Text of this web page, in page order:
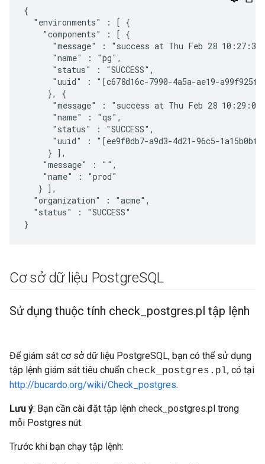
{
  "environments" : [ {
    "components" : [ {
"message" : "success at Thu Feb 28 10:27:38
      "name" : "pg",
      "status" : "SUCCESS",
"uuid" : "[c678d16c-7990-4a5a-ae19-
     }, {
"message" : "success at Thu Feb 28 10:29:03
      "name" : "qs",
      "status" : "SUCCESS",
"uuid" : "[ee9f0db7-a9d3-4d21-96c5-
     } ],
    "message" : "",
    "name" : "prod"
   } ],
  "organization" : "acme",
  "status" : "SUCCESS"
}
Cơ sở dữ liệu PostgreSQL
Sử dụng thuộc tính check postgres.pl tập lệnh
Để giám sát cơ sở dữ liệu PostgreSQL, bạn có thể sử dụng
tập lệnh giám sát tiêu chuẩn check_postgres.pl, có tại
http://bucardo.org/wiki/Check_postgres.
Lưu ý: Bạn cần cài đặt tập lệnh check_postgres.pl trong
mỗi Postgres nút.
Trước khi bạn chạy tập lệnh: